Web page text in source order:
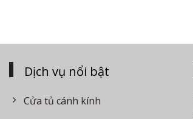
Dịch vụ nổi bật
Cửa tủ cánh kính